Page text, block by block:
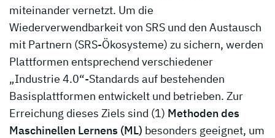
miteinander vernetzt. Um die
Wiederverwendbarkeit von SRS und den Austausch
mit Partnern (SRS-Ökosysteme) zu sichern, werden
Plattformen entsprechend verschiedener
„Industrie 4.0“-Standards auf bestehenden
Basisplattformen entwickelt und betrieben. Zur
Erreichung dieses Ziels sind (1) Methoden des
Maschinellen Lernens (ML) besonders geeignet, um